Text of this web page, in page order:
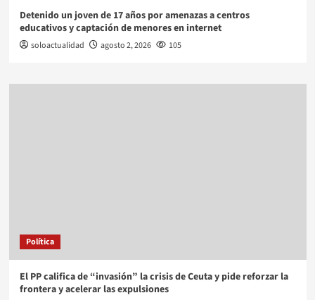
Detenido un joven de 17 años por amenazas a centros
educativos y captación de menores en internet
soloactualidad agosto 2, 2026 105
Política
El PP califica de “invasión” la crisis de Ceuta y pide reforzar la
frontera y acelerar las expulsiones